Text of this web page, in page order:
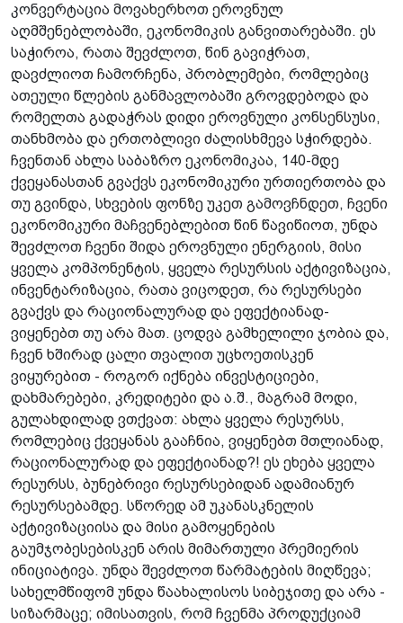
კონვერტაცია მოვახერხოთ ეროვნულ
აღმშენებლობაში, ეკონომიკის­ განვითარებაში. ეს
საჭიროა, რათა შევძლოთ, წინ გავიჭრათ,
დავძლიოთ ჩამო­რჩენა, პრობლემები, რომლებიც
ათეული წლების განმავლობაში გროვდებოდა და
რომელთა გადაჭრას დიდი ეროვნული კონსენსუსი,
თანხმობა და ერთობლივი ძალისხმევა სჭირდება.
ჩვენთან ახლა საბაზრო ეკონომიკაა, 140-მდე
ქვეყანასთან გვაქვს ეკონომიკური ურთიერთობა და
თუ გვინდა, სხვების ფონზე უკეთ გამოვჩნდეთ, ჩვენი
ეკონომიკური მაჩვენებლებით წინ წავიწიოთ, უნდა
შევძლოთ ჩვენი შიდა ეროვნული ენერგიის, მისი
ყველა კომპონენტის, ყველა რესურსის აქტივიზაცია,
ინვენტარიზაცია, რათა ვიცოდეთ, რა რესურსები
გვაქვს და რაციონალურად და ეფექტიანად­
ვიყენებთ თუ არა მათ. ცოდვა გამხელილი ჯობია და,
ჩვენ ხშირად ცალი თვალით უცხოეთისკენ
ვიყურებით - როგორ იქნება ინვესტიციები,
დახმარებები, კრედიტები და ა.შ., მაგრამ მოდი,
გულახდილად ვთქვათ: ახლა ყველა რესურსს,
რომლებიც ქვეყანას გააჩნია, ვიყენებთ მთლიანად,
რაციონალურად და ეფექტიანად?! ეს ეხება ყველა
რესურსს, ბუნებრივი რესურსებიდან ადამიანურ
რესურსებამდე. სწორედ ამ უკანასკნელის
აქტივიზაციისა და მისი გამოყენების
გაუმჯობესებისკენ არის მიმართული პრემიერის
ინიციატივა. უნდა შევძლოთ წარმატების მიღწევა;
სახელმწიფომ უნდა წაახალისოს სიბეჯითე და არა -
სიზარმაცე;­ იმისათვის, რომ ჩვენმა პროდუქციამ